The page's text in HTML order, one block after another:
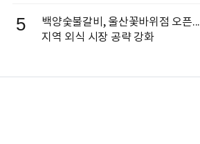
5
백양숯불갈비, 울산꽃바위점 오픈...
지역 외식 시장 공략 강화